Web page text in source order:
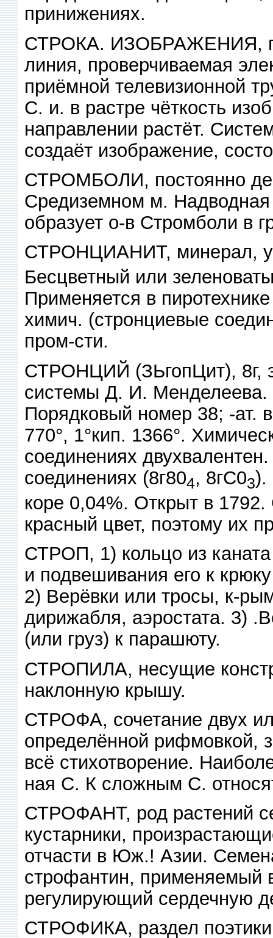
принижениях.
СТРОКА. ИЗОБРАЖЕНИЯ,
линия, проверчиваемая
приёмной телевизионной
С. и. в растре чёткость
направлении растёт.
создаёт изображение,
СТРОМБОЛИ, постоянно
Средиземном м.
образует о-в Стромболи в
СТРОНЦИАНИТ, минерал,
Бесцветный или
Применяется в
химич. (стронциевые
пром-сти.
СТРОНЦИЙ (ЗЬгопЦит), 8г,
системы Д. И.
Порядковый номер 38; -ат.
770°, 1°кип. 1366°.
соединениях
соединениях (8г804, 8гС03).
коре 0,04%. Открыт в
красный цвет, поэтому их
СТРОП, 1) кольцо из
и подвешивания его к
2) Верёвки или тросы, к-
дирижабля, аэростата. 3)
(или груз) к парашюту.
СТРОПИЛА, несущие
наклонную крышу.
СТРОФА, сочетание двух
определённой рифмовкой,
всё стихотворение.
ная С. К сложным С.
СТРОФАНТ, род растений
кустарники,
отчасти в Юж.! Азии.
строфантин, применяемый
регулирующий сердечную
СТРОФИКА, раздел